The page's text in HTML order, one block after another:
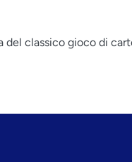
classico gioco di